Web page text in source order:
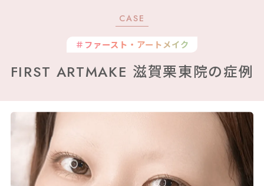
CASE
＃ファースト・アートメイク
FIRST ARTMAKE 滋賀栗東院の症例